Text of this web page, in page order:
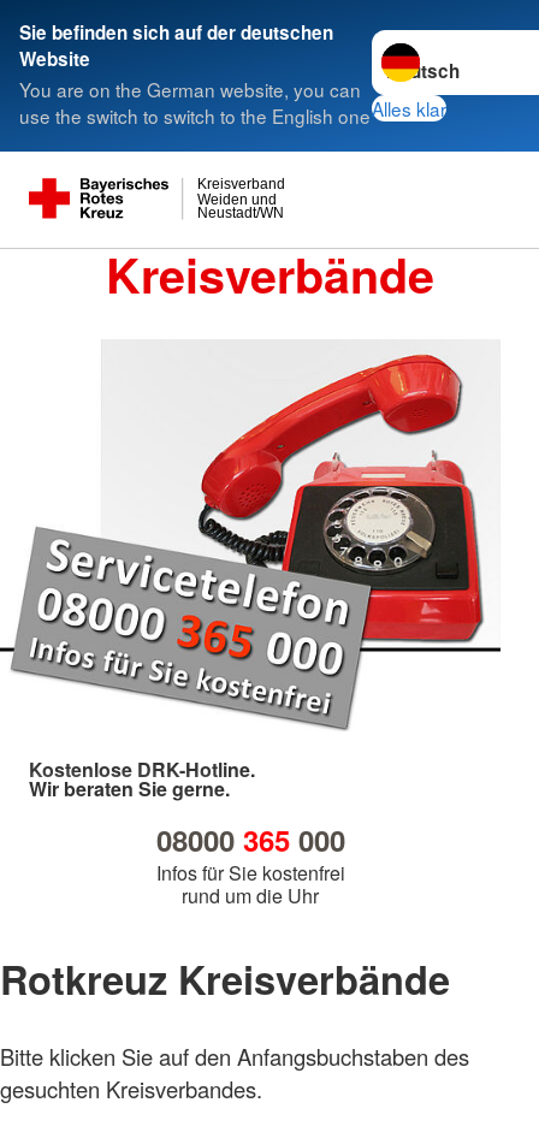
Sie befinden sich auf der deutschen
Website
You are on the German website, you can
use the switch to switch to the English one
Sprache wechseln
Alles klar
Neustadt/WN
Weiden und
Kreisverband
Kreisverbände
Kostenlose DRK-Hotline.
Wir beraten Sie gerne.
08000 365000
Infos für Sie kostenfrei
rund um die Uhr
Rotkreuz Kreisverbände
Bitte klicken Sie auf den Anfangsbuchstaben des
gesuchten Kreisverbandes.